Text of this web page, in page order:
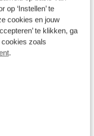
‘Instellen’ te
cookies en jouw
te klikken, ga
zoals
.
21 reviews
3 reviews